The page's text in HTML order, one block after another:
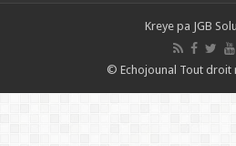
Kreye pa JGB
© Echojounal Tout droit